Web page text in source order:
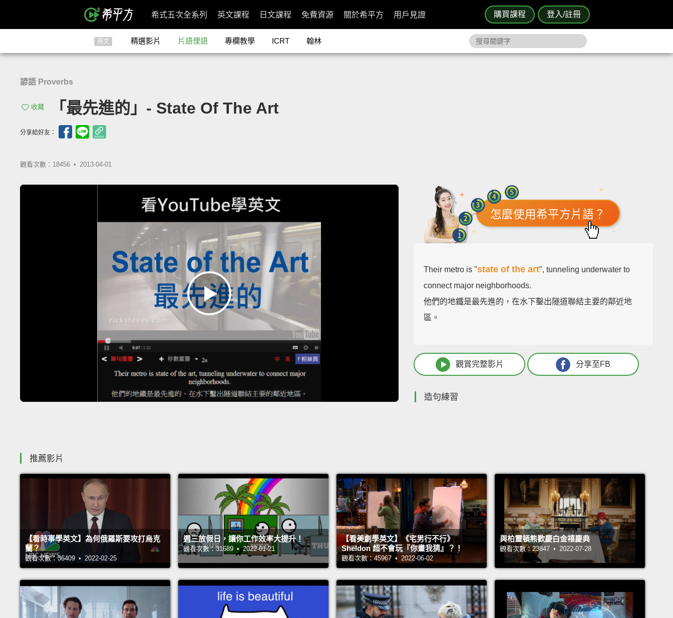
購買課程 登入/註冊
希式五次全系列 英文課程 日文課程 免費資源 關於希平方 用戶見證
英文 精選影片 片語俚語 專欄教學 ICRT 翰林
諺語 Proverbs
收藏 「最先進的」- State Of The Art
分享給好友：
觀看次數：18456 • 2013-04-01
怎麼使用希平方片語？
Their metro is "state of the art", tunneling underwater to
connect major neighborhoods.
他們的地鐵是最先進的，在水下鑿出隧道聯結主要的鄰近地
區。
觀賞完整影片 分享至FB
造句練習
推薦影片
【看時事學英文】為何俄羅斯要攻打烏克
蘭？
觀看次數：36409 • 2022-02-25
週三放假日，讓你工作效率大提升！
觀看次數：31689 • 2022-01-21
【看美劇學英文】《宅男行不行》
Sheldon 超不會玩『你畫我猜』？！
觀看次數：45967 • 2022-06-02
與柏靈頓熊歡慶白金禧慶典
觀看次數：23847 • 2022-07-28